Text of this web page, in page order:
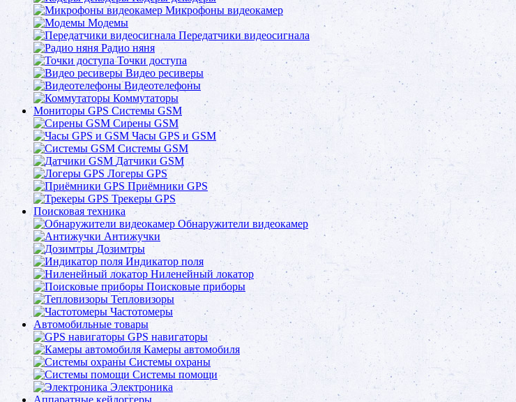
Микрофоны видеокамер
Модемы
Передатчики видеосигнала
Радио няня
Точки доступа
Видео ресиверы
Видеотелефоны
Коммутаторы
Мониторы GPS Системы GSM
Сирены GSM
Часы GPS и GSM
Системы GSM
Датчики GSM
Логеры GPS
Приёмники GPS
Трекеры GPS
Поисковая техника
Обнаружители видеокамер
Антижучки
Дозимтры
Индикатор поля
Ниленейный локатор
Поисковые приборы
Тепловизоры
Частотомеры
Автомобильные товары
GPS навигаторы
Камеры автомобиля
Системы охраны
Системы помощи
Электроника
Аппаратные кейлоггеры